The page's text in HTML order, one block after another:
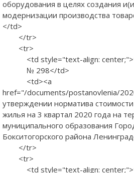
оборудования в целях создания
модернизации производства
</td>
</tr>
<tr>
<td style="text-align:
№ 298</td>
<td><a
href="/documents/postanovlenia/
утверждении норматива
жилья на 3 квартал 2020 года на
муниципального образования
Бокситогорского района
</tr>
<tr>
<td style="text-align: